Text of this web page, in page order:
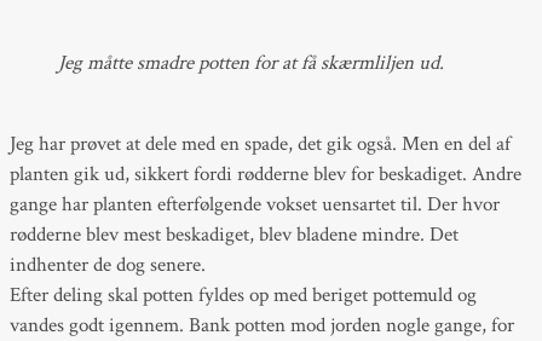
Jeg måtte smadre potten for at få skærmliljen ud.
Jeg har prøvet at dele med en spade, det gik også. Men en del af
planten gik ud, sikkert fordi rødderne blev for beskadiget. Andre
gange har planten efterfølgende vokset uensartet til. Der hvor
rødderne blev mest beskadiget, blev bladene mindre. Det
indhenter de dog senere.
Efter deling skal potten fyldes op med beriget pottemuld og
vandes godt igennem. Bank potten mod jorden nogle gange, for